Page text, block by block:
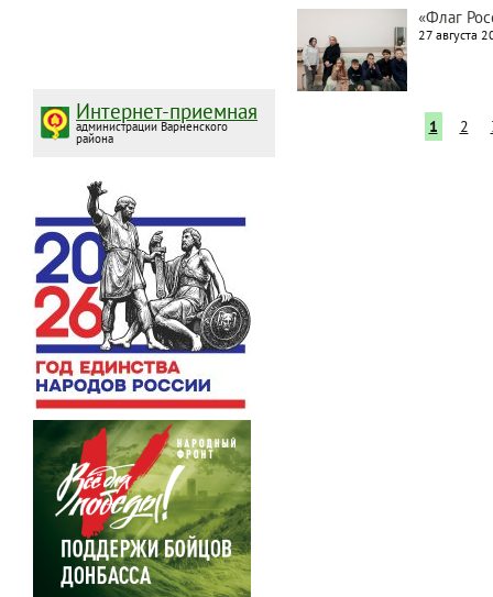
«Флаг
27 августа
Текущая
страница
1 Page
2
Интернет-приемная
администрации Варненского
района